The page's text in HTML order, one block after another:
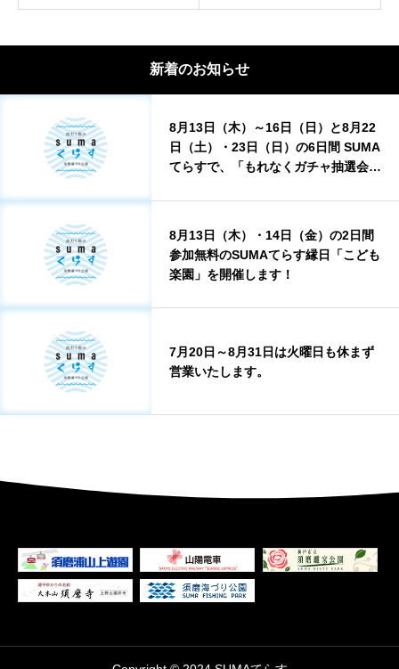
新着のお知らせ
8月13日（木）～16日（日）と8月22
日（土）・23日（日）の6日間 SUMA
てらすで、「もれなくガチャ抽選会」
8月13日（木）・14日（金）の2日間
参加無料のSUMAてらす縁日「こども
楽園」を開催します！
7月20日～8月31日は火曜日も休まず
営業いたします。